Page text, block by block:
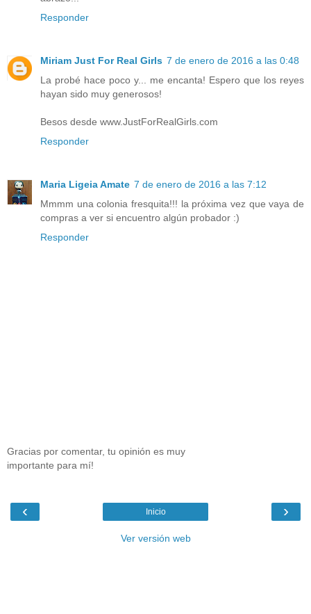
Responder
Miriam Just For Real Girls 7 de enero de 2016 a las 0:48
La probé hace poco y... me encanta! Espero que los reyes
hayan sido muy generosos!
Besos desde www.JustForRealGirls.com
Responder
Maria Ligeia Amate 7 de enero de 2016 a las 7:12
Mmmm una colonia fresquita!!! la próxima vez que vaya de
compras a ver si encuentro algún probador :)
Responder
Gracias por comentar, tu opinión es muy
importante para mí!
‹ ›
Inicio
Ver versión web